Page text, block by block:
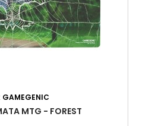
GAMEGENIC
MTG - FOREST